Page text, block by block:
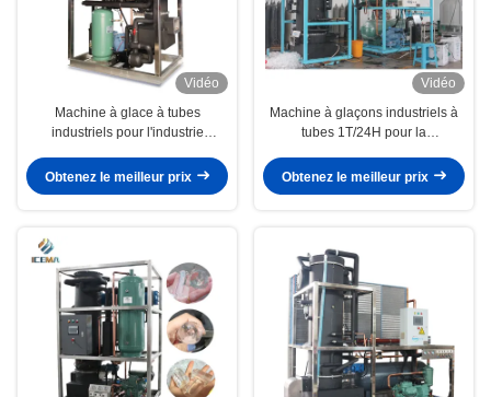
Vidéo
Machine à glace à tubes
industriels pour l'industrie
Obtenez le meilleur prix
Vidéo
Machine à glaçons industriels à
tubes 1T/24H pour la
les laboratoires de la restauration
Obtenez le meilleur prix